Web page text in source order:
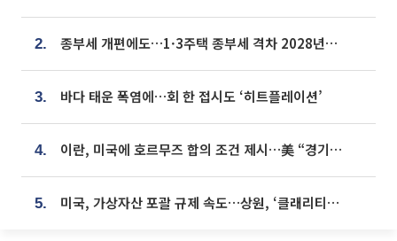
2. 종부세 개편에도…1·3주택 종부세 격차 2028년부터 확대
3. 바다 태운 폭염에…회 한 접시도 ‘히트플레이션’
4. 이란, 미국에 호르무즈 합의 조건 제시…美 “경기 아직 안 끝나” [종합]
5. 미국, 가상자산 포괄 규제 속도…상원, ‘클래리티법’ 9월 절차투표 추진